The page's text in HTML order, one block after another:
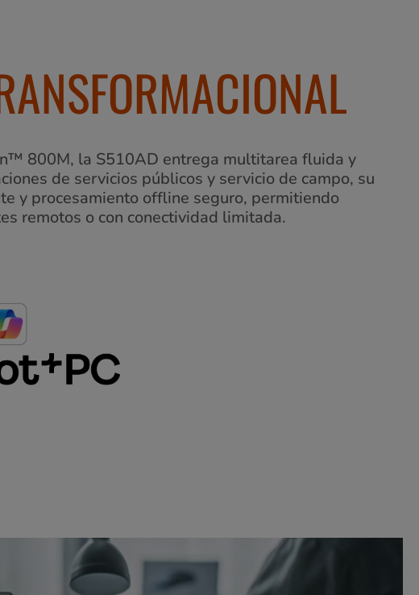
800M, la S510AD entrega multitarea fluida y
de servicios públicos y servicio de campo, su
y procesamiento offline seguro, permitiendo
remotos o con conectividad limitada.